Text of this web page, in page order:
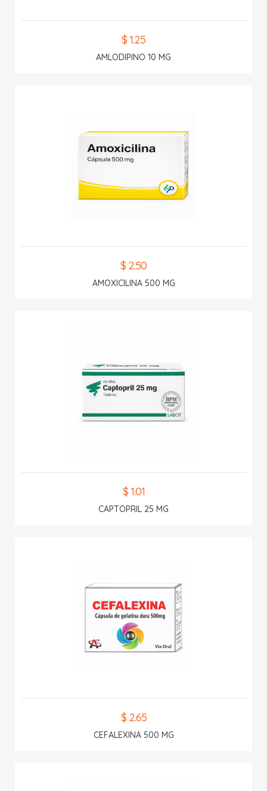
$ 1.25
AMLODIPINO 10 MG
$ 2.50
AMOXICILINA 500 MG
$ 1.01
CAPTOPRIL 25 MG
$ 2.65
CEFALEXINA 500 MG